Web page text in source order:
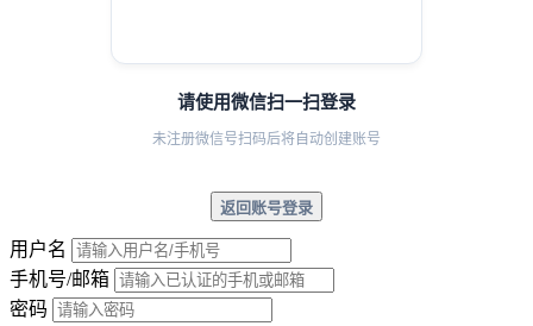
请使用微信扫一扫登录
未注册微信号扫码后将自动创建账号
返回账号登录
用户名
手机号/邮箱
密码